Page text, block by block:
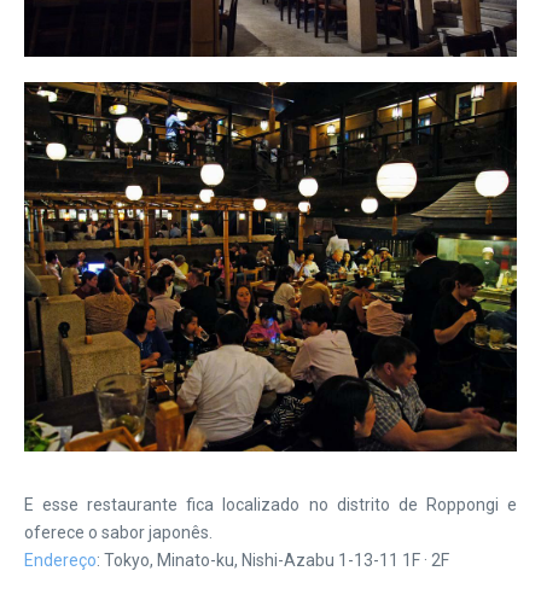
E esse restaurante fica localizado no distrito de Roppongi e
oferece o sabor japonês.
Endereço: Tokyo, Minato-ku, Nishi-Azabu 1-13-11 1F · 2F